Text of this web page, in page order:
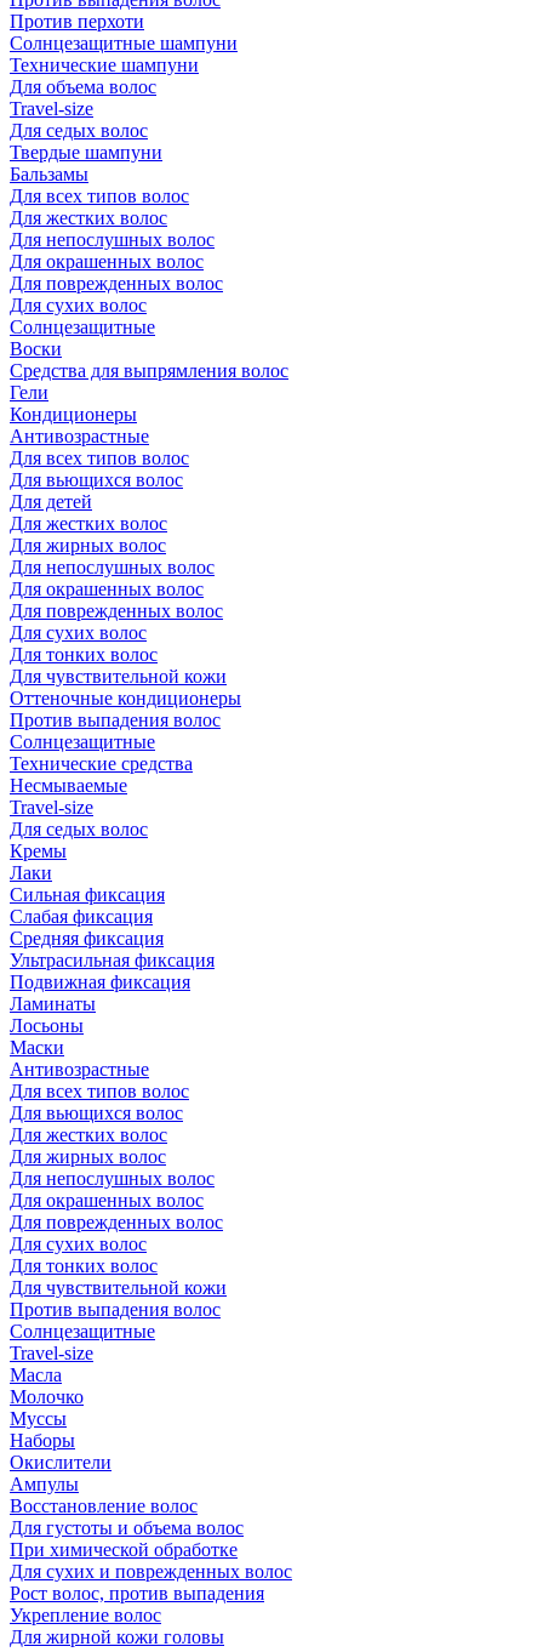
Против перхоти
Солнцезащитные шампуни
Технические шампуни
Для объема волос
Travel-size
Для седых волос
Твердые шампуни
Бальзамы
Для всех типов волос
Для жестких волос
Для непослушных волос
Для окрашенных волос
Для поврежденных волос
Для сухих волос
Солнцезащитные
Воски
Средства для выпрямления волос
Гели
Кондиционеры
Антивозрастные
Для всех типов волос
Для вьющихся волос
Для детей
Для жестких волос
Для жирных волос
Для непослушных волос
Для окрашенных волос
Для поврежденных волос
Для сухих волос
Для тонких волос
Для чувствительной кожи
Оттеночные кондиционеры
Против выпадения волос
Солнцезащитные
Технические средства
Несмываемые
Travel-size
Для седых волос
Кремы
Лаки
Сильная фиксация
Слабая фиксация
Средняя фиксация
Ультрасильная фиксация
Подвижная фиксация
Ламинаты
Лосьоны
Маски
Антивозрастные
Для всех типов волос
Для вьющихся волос
Для жестких волос
Для жирных волос
Для непослушных волос
Для окрашенных волос
Для поврежденных волос
Для сухих волос
Для тонких волос
Для чувствительной кожи
Против выпадения волос
Солнцезащитные
Travel-size
Масла
Молочко
Муссы
Наборы
Окислители
Ампулы
Восстановление волос
Для густоты и объема волос
При химической обработке
Для сухих и поврежденных волос
Рост волос, против выпадения
Укрепление волос
Для жирной кожи головы